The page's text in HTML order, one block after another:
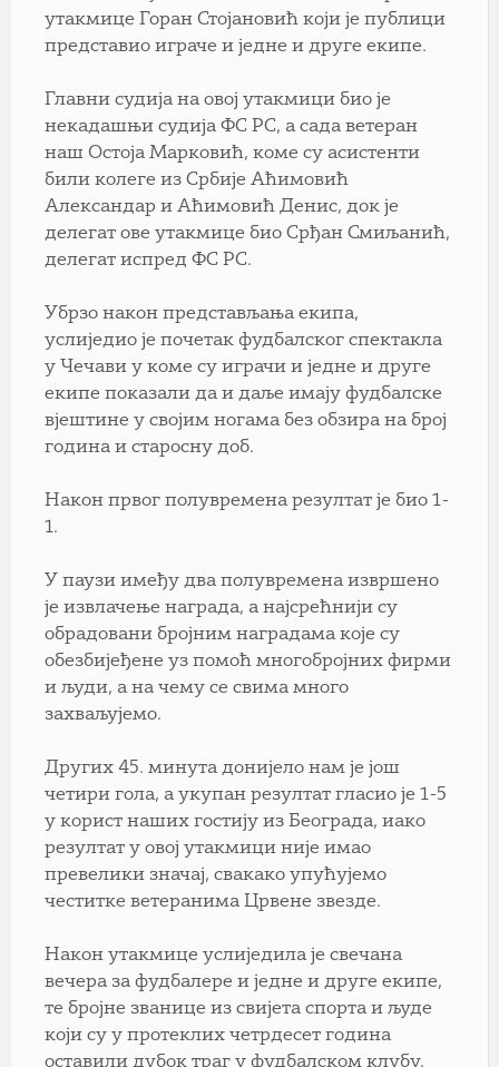
утакмице Горан Стојановић који је публици
представио играче и једне и друге екипе.
Главни судија на овој утакмици био је
некадашњи судија ФС РС, а сада ветеран
наш Остоја Марковић, коме су асистенти
били колеге из Србије Аћимовић
Александар и Аћимовић Денис, док је
делегат ове утакмице био Срђан Смиљанић,
делегат испред ФС РС.
Убрзо након представљања екипа,
услиједио је почетак фудбалског спектакла
у Чечави у коме су играчи и једне и друге
екипе показали да и даље имају фудбалске
вјештине у својим ногама без обзира на број
година и старосну доб.
Након првог полувремена резултат је био 1-
1.
У паузи имеђу два полувремена извршено
је извлачење награда, а најсрећнији су
обрадовани бројним наградама које су
обезбијеђене уз помоћ многобројних фирми
и људи, а на чему се свима много
захваљујемо.
Других 45. минута донијело нам је још
четири гола, а укупан резултат гласио је 1-5
у корист наших гостију из Београда, иако
резултат у овој утакмици није имао
превелики значај, свакако упућујемо
честитке ветеранима Црвене звезде.
Након утакмице услиједила је свечана
вечера за фудбалере и једне и друге екипе,
те бројне званице из свијета спорта и људе
који су у протеклих четрдесет година
оставили дубок траг у фудбалском клубу.